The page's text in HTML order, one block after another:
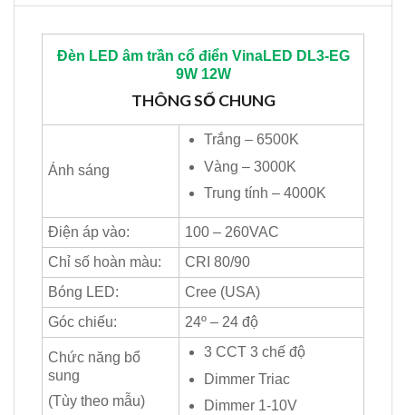
Đèn LED âm trần cổ điển VinaLED DL3-EG
9W 12W
THÔNG SỐ CHUNG
Ánh sáng
Trắng – 6500K
Vàng – 3000K
Trung tính – 4000K
Điện áp vào:
100 – 260VAC
Chỉ số hoàn màu:
CRI 80/90
Bóng LED:
Cree (USA)
Góc chiếu:
24º – 24 độ
Chức năng bổ
sung
(Tùy theo mẫu)
3 CCT 3 chế độ
Dimmer Triac
Dimmer 1-10V